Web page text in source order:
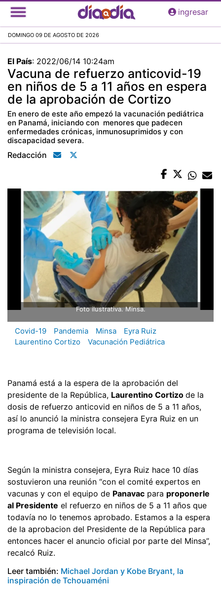
Pasar
al
principal
ingresar
DOMINGO 09 DE AGOSTO DE 2026
El País: 2022/06/14 10:24am
Vacuna de refuerzo anticovid-19
en niños de 5 a 11 años en espera
de la aprobación de Cortizo
En enero de este año empezó la vacunación pediátrica
en Panamá, iniciando con menores que padecen
enfermedades crónicas, inmunosuprimidos y con
discapacidad severa.
Redacción
Foto ilustrativa. Minsa.
Covid-19 Pandemia Minsa
Eyra Ruiz
Laurentino Cortizo
Vacunación Pediátrica
Panamá está a la espera de la aprobación del
presidente de la República, Laurentino Cortizo de la
dosis de refuerzo anticovid en niños de 5 a 11 años,
así lo anunció la ministra consejera Eyra Ruiz en un
programa de televisión local.
Según la ministra consejera, Eyra Ruiz hace 10 días
sostuvieron una reunión “con el comité expertos en
vacunas y con el equipo de Panavac para proponerle
al Presidente el refuerzo en niños de 5 a 11 años que
todavía no lo tenemos aprobado. Estamos a la espera
de la aprobacion del Presidente de la República para
entonces hacer el anuncio oficial por parte del Minsa”,
recalcó Ruiz.
Leer también: Michael Jordan y Kobe Bryant, la
inspiración de Tchouaméni